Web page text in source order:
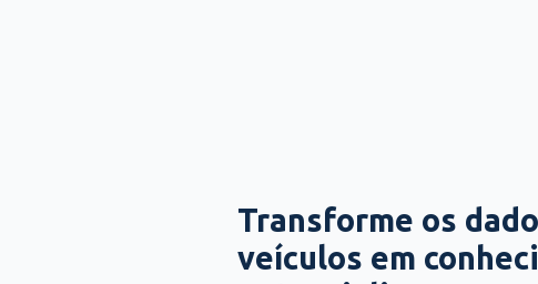
Transforme os
veículos em